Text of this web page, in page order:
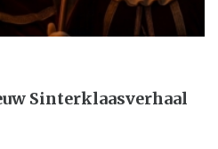
Sinterklaasverhaal